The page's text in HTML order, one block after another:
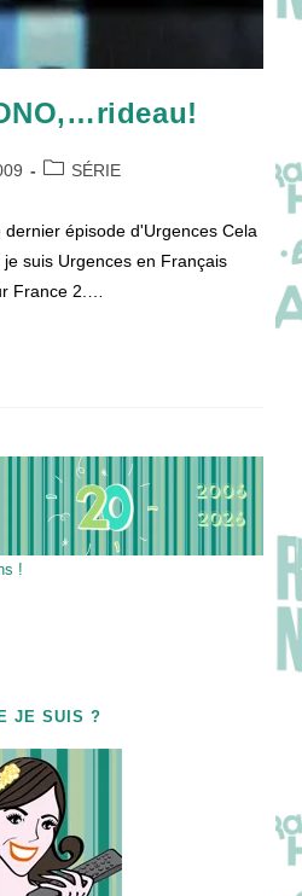
PostSÉRIE
épisode d'Urgences Cela
suis Urgences en Français
France 2.…
!
JE SUIS ?